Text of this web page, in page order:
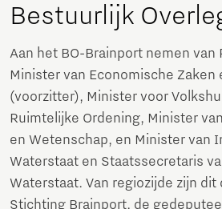
Bestuurlijk
Aan het BO-Brainport nemen van
Minister van Economische Zaken
(voorzitter), Minister voor
Ruimtelijke Ordening, Minister
en Wetenschap, en Minister van
Waterstaat en Staatssecretaris
Waterstaat. Van regiozijde zijn
Stichting Brainport, de